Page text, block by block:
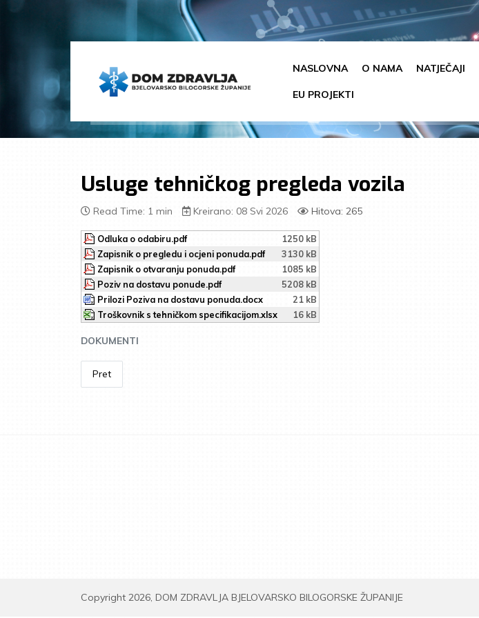
NASLOVNA O NAMA NATJEČAJI
EU PROJEKTI
Usluge tehničkog pregleda vozila
Read Time: 1 min Kreirano: 08 Svi 2026 Hitova: 265
DOKUMENTI
Odluka o odabiru.pdf
1250 kB
Zapisnik o pregledu i ocjeni ponuda.pdf
3130 kB
Zapisnik o otvaranju ponuda.pdf
1085 kB
Poziv na dostavu ponude.pdf
5208 kB
Prilozi Poziva na dostavu ponuda.docx
21 kB
Troškovnik s tehničkom specifikacijom.xlsx
16 kB
Pret
Copyright 2026, DOM ZDRAVLJA BJELOVARSKO BILOGORSKE ŽUPANIJE